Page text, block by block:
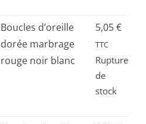
Boucles d’oreille
dorée marbrage
rouge noir blanc
5,05€
TTC
Rupture
de
stock